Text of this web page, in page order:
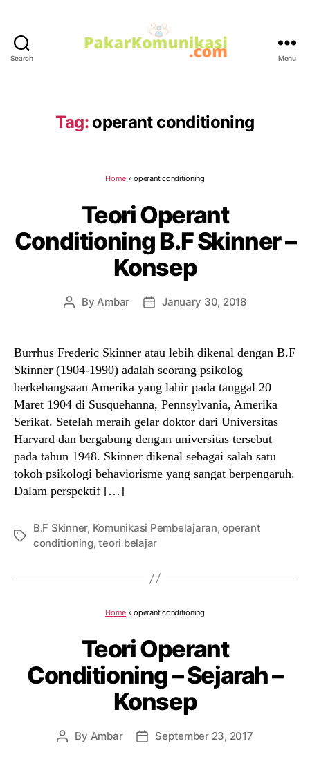
Search Menu
Tag: operant conditioning
Home »operant conditioning
Teori Operant
Conditioning B.F Skinner –
Konsep
PostByAmbar
PostJanuary 30, 2018
Burrhus Frederic Skinner atau lebih dikenal dengan B.F
Skinner (1904-1990) adalah seorang psikolog
berkebangsaan Amerika yang lahir pada tanggal 20
Maret 1904 di Susquehanna, Pennsylvania, Amerika
Serikat. Setelah meraih gelar doktor dari Universitas
Harvard dan bergabung dengan universitas tersebut
pada tahun 1948. Skinner dikenal sebagai salah satu
tokoh psikologi behaviorisme yang sangat berpengaruh.
Dalam perspektif […]
Tags
B.F Skinner, Komunikasi Pembelajaran,operant
conditioning,teori belajar
Home »operant conditioning
Teori Operant
Conditioning – Sejarah –
Konsep
Post
By Ambar
PostSeptember 23, 2017